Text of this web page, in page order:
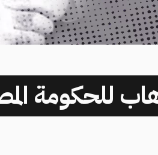
للحكومة